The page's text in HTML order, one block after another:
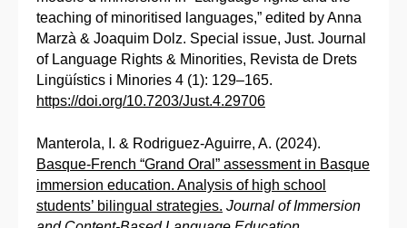
teaching of minoritised languages,” edited by Anna
Marzà & Joaquim Dolz. Special issue, Just. Journal
of Language Rights & Minorities, Revista de Drets
Lingüístics i Minories 4 (1): 129–165.
https://doi.org/10.7203/Just.4.29706
Manterola, I. & Rodriguez-Aguirre, A. (2024).
Basque-French “Grand Oral” assessment in Basque
immersion education. Analysis of high school
students’ bilingual strategies. Journal of Immersion